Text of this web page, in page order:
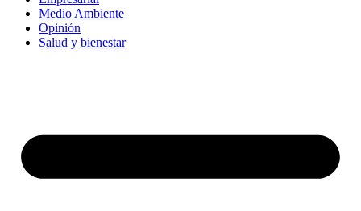
Medio Ambiente
Opinión
Salud y bienestar